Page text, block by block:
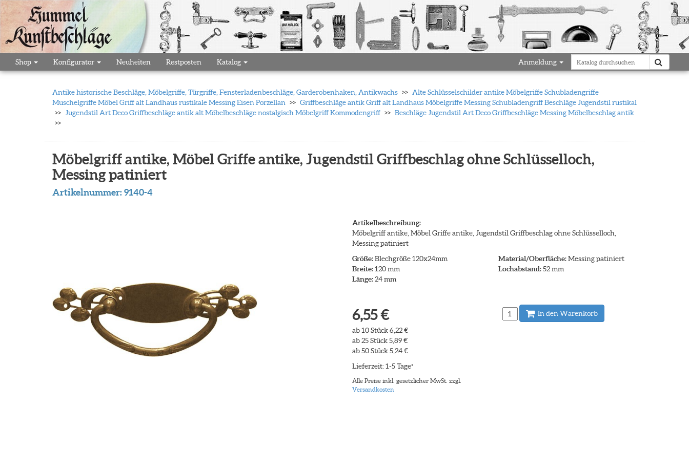
Shop Konfigurator Neuheiten Restposten Katalog Anmeldung
Antike historische Beschläge, Möbelgriffe, Türgriffe, Fensterladenbeschläge, Garderobenhaken, Antikwachs
Alte Schlüsselschilder antike Möbelgriffe Schubladengriffe
Muschelgriffe Möbel Griff alt Landhaus rustikale Messing Eisen Porzellan
Griffbeschläge antik Griff alt Landhaus Möbelgriffe Messing Schubladengriff Beschläge Jugendstil rustikal
Jugendstil Art Deco Griffbeschläge antik alt Möbelbeschläge nostalgisch Möbelgriff Kommodengriff
Beschläge Jugendstil Art Deco Griffbeschläge Messing Möbelbeschlag antik
Möbelgriff antike, Möbel Griffe antike, Jugendstil Griffbeschlag ohne Schlüsselloch,
Messing patiniert
Artikelnummer:9140-4
Artikelbeschreibung:
Möbelgriff antike, Möbel Griffe antike, Jugendstil Griffbeschlag ohne Schlüsselloch,
Messing patiniert
Größe:Blechgröße 120x24mm
Breite:120 mm
Länge:24 mm
Material/Oberfläche:Messing patiniert
Lochabstand:52 mm
6,55 €
ab 10 Stück 6,22 €
ab 25 Stück 5,89 €
ab 50 Stück 5,24 €
Lieferzeit: 1-5 Tage*
Alle Preise inkl. gesetzlicher MwSt. zzgl.
Versandkosten
In den Warenkorb